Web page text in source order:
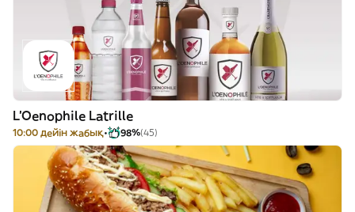
L'Oenophile Latrille
10:00 дейін жабық 98%(45)